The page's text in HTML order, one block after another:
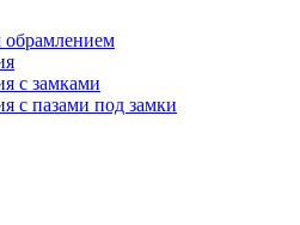
обрамлением
с замками
с пазами под замки